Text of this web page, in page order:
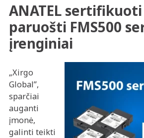
ANATEL
paruošti FMS500
įrenginiai
„Xirgo
Global”,
sparčiai
auganti
įmonė,
galinti teikti